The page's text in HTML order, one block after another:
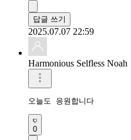
답글 쓰기
2025.07.07 22:59
Harmonious Selfless Noah
오늘도 응원합니다
0